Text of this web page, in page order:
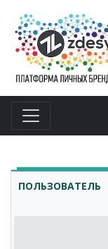
ПОЛЬЗОВАТЕЛЬ